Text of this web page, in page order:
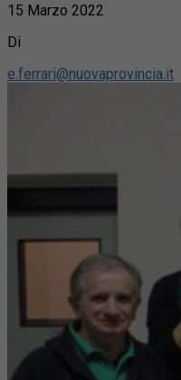
15 Marzo 2022
Di
e.ferrari@nuovaprovincia.it